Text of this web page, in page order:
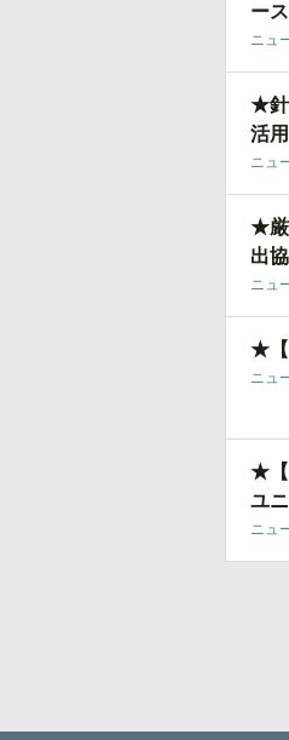
ー
ニュ
★針
活
ニュ
★厳
出
ニュ
★【
ニュ
★【
ユ
ニュ